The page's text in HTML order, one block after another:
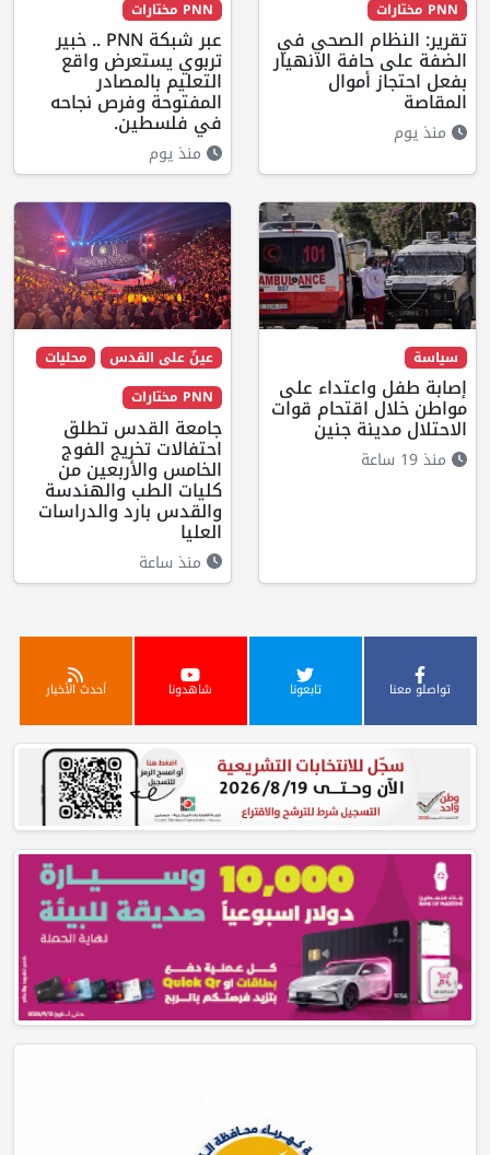
PNN مختارات
تقرير: النظام الصحي في
الضفة على حافة الانهيار
بفعل احتجاز أموال
المقاصة
منذ يوم
PNN مختارات
عبر شبكة PNN .. خبير
تربوي يستعرض واقع
التعليم بالمصادر
المفتوحة وفرص نجاحه
في فلسطين.
منذ يوم
سياسة
إصابة طفل واعتداء على
مواطن خلال اقتحام قوات
الاحتلال مدينة جنين
منذ 19 ساعة
عينٌ على القدس
محليات
PNN مختارات
جامعة القدس تطلق
احتفالات تخريج الفوج
الخامس والأربعين من
كليات الطب والهندسة
والقدس بارد والدراسات
العليا
منذ ساعة
تواصلو معنا تابعونا شاهدونا أحدث الأخبار